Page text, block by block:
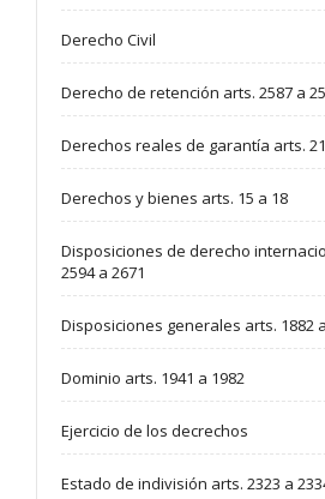
Derecho Civil
Derecho de retención arts. 2587 a
Derechos reales de garantía arts.
Derechos y bienes arts. 15 a 18
Disposiciones de derecho
2594 a 2671
Disposiciones generales arts. 1882
Dominio arts. 1941 a 1982
Ejercicio de los decrechos
Estado de indivisión arts. 2323 a